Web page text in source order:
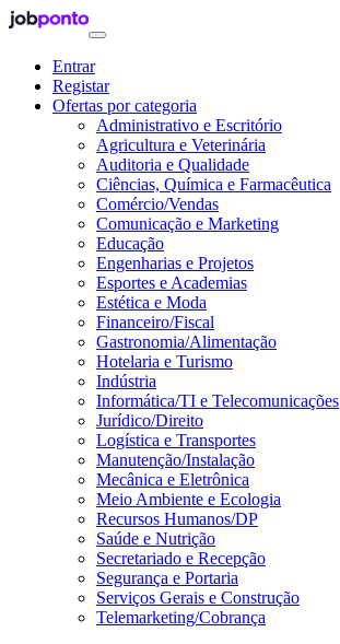
Entrar
Registar
Ofertas por categoria
Administrativo e Escritório
Agricultura e Veterinária
Auditoria e Qualidade
Ciências, Química e Farmacêutica
Comércio/Vendas
Comunicação e Marketing
Educação
Engenharias e Projetos
Esportes e Academias
Estética e Moda
Financeiro/Fiscal
Gastronomia/Alimentação
Hotelaria e Turismo
Indústria
Informática/TI e Telecomunicações
Jurídico/Direito
Logística e Transportes
Manutenção/Instalação
Mecânica e Eletrônica
Meio Ambiente e Ecologia
Recursos Humanos/DP
Saúde e Nutrição
Secretariado e Recepção
Segurança e Portaria
Serviços Gerais e Construção
Telemarketing/Cobrança